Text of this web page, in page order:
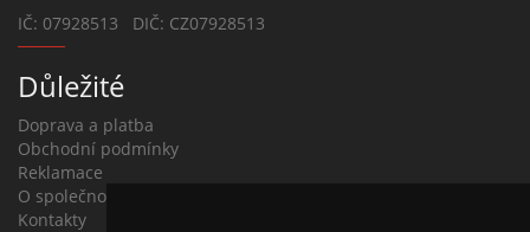
IČ: 07928513 DIČ: CZ07928513
Důležité
Doprava a platba
Obchodní podmínky
Reklamace
O společnosti
Kontakty